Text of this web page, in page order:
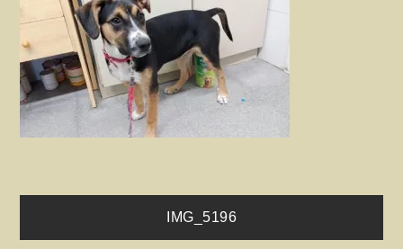
Beitragsnavigation
IMG_5196